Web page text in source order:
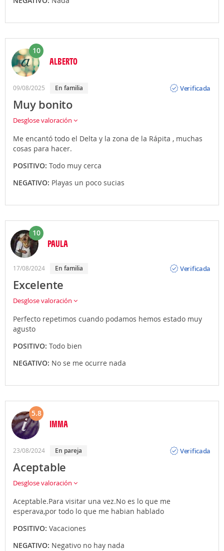
10
ALBERTO
09/08/2025 en familia
Verificada
Muy bonito
Desglose valoración
Me encantó todo el Delta y la zona de la Rápita , muchas
cosas para hacer.
POSITIVO: Todo muy cerca
NEGATIVO: Playas un poco sucias
10
PAULA
17/08/2024 en familia
Verificada
Excelente
Desglose valoración
Perfecto repetimos cuando podamos hemos estado muy
agusto
POSITIVO: Todo bien
NEGATIVO: No se me ocurre nada
5.8
IMMA
23/08/2024 en pareja
Verificada
Aceptable
Desglose valoración
Aceptable.Para visitar una vez.No es lo que me
esperava,por todo lo que me habian hablado
POSITIVO: Vacaciones
NEGATIVO: Negativo no hay nada